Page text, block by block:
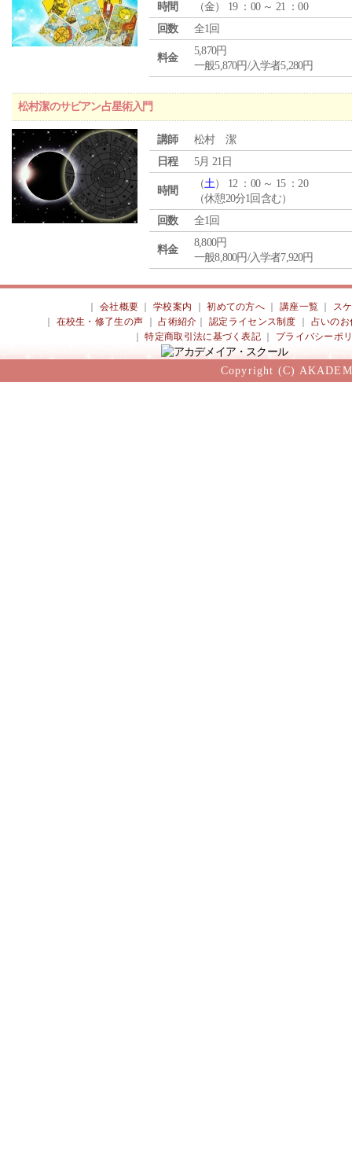
時間
（金） 19 ：00 ～ 21 ：00
回数
全1回
料金
5,870円
一般5,870円/入学者5,280円
松村潔のサビアン占星術入門
講師
松村 潔
日程
5月 21日
時間
（土） 12 ：00 ～ 15 ：20
（休憩20分1回含む）
回数
全1回
料金
8,800円
一般8,800円/入学者7,920円
会社概要 ｜学校案内 ｜初めての方へ 講座一覧
ス
在校生・修了生の声 ｜占術紹介 ｜認定ライセンス制度
占いのお
｜特定商取引法に基づく表記 プライバシーポ
Copyright (C)